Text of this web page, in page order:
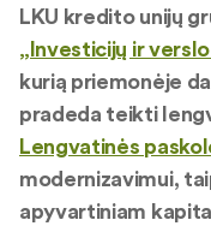
LKU kredito unijų
„Investicijų ir
kurią priemonėje
pradeda teikti
Lengvatinės
modernizavimui,
apyvartiniam